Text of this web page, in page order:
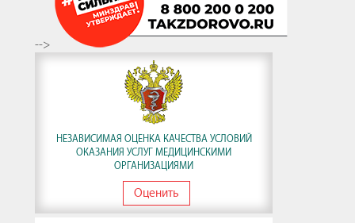
-->
НЕЗАВИСИМАЯ ОЦЕНКА КАЧЕСТВА УСЛОВИЙ
ОКАЗАНИЯ УСЛУГ МЕДИЦИНСКИМИ
ОРГАНИЗАЦИЯМИ
Оценить